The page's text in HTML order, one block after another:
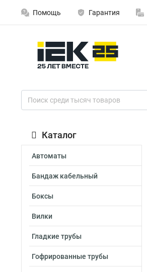
Помощь Гарантия
Каталог
Автоматы
Бандаж кабельный
Боксы
Вилки
Гладкие трубы
Гофрированные трубы